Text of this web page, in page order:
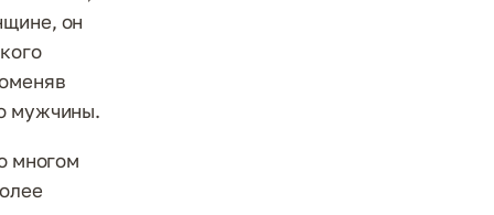
он
мужчины.
многом